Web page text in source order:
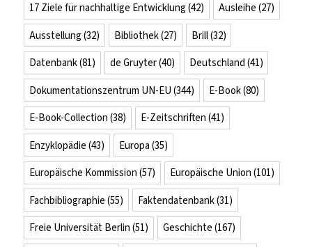
17 Ziele für nachhaltige Entwicklung (42) Ausleihe (27)
Ausstellung (32) Bibliothek(27) Brill(32)
Datenbank(81) de Gruyter(40) Deutschland (41)
Dokumentationszentrum UN-EU (344) E-Book(80)
E-Book-Collection (38) E-Zeitschriften (41)
Enzyklopädie (43) Europa (35)
Europäische Kommission (57) Europäische Union (101)
Fachbibliographie (55) Faktendatenbank(31)
Freie Universität Berlin (51) Geschichte (167)